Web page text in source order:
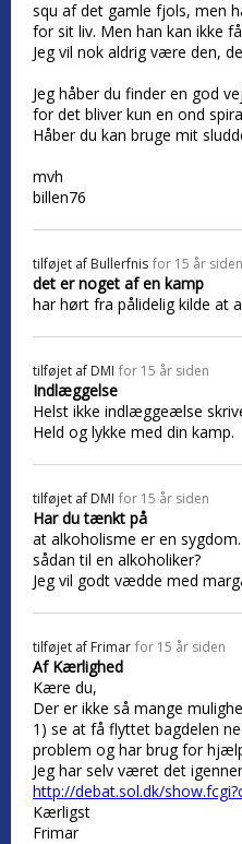
squ af det gamle fjols, men
for sit liv. Men han kan ikke
Jeg vil nok aldrig være den,
Jeg håber du finder en god
for det bliver kun en ond
Håber du kan bruge mit
mvh
billen76
tilføjet af Bullerfnis for 15 år siden
det er noget af en kamp
har hørt fra pålidelig kilde at
tilføjet af DMI for 15 år siden
Indlæggelse
Helst ikke indlæggeælse
Held og lykke med din kamp.
tilføjet af DMI for 15 år siden
Har du tænkt på
at alkoholisme er en
sådan til en alkoholiker?
Jeg vil godt vædde med
tilføjet af Frimar for 15 år siden
Af Kærlighed
Kære du,
Der er ikke så mange
1) se at få flyttet bagdelen
problem og har brug for
Jeg har selv været det
http://debat.sol.dk/
Kærligst
Frimar